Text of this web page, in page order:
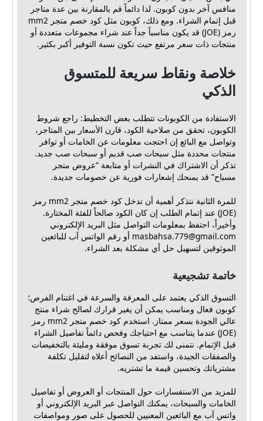
منافس آخر بدون كوبون. لذا دائماً قم بالمقارنة بين عدة متاجر
قبل إتمام الشراء. ومع ذلك، كوبون مثل كود خصم متجر mm2
رمز (JOE) قد يكون مناسباً جداً عند شراء مجموعات متعددة أو
منتجات ذات سعر مرتفع حيث تكون نسبة التوفير أكبر بكثير.
خلاصة ونقاط سريعة للمتسوق
الذكي
الاستفادة من الكوبونات تتطلب بعض التخطيط: راجع شروط
الكوبون، تحقق من صلاحية الكود، قارن الأسعار بين المتاجر،
وتواصل مع البائع إن احتجت معلومات عن الخامات أو توافر
منتجات محددة مثل سبحات صب قديم أو سبحات صب جديد.
تذكر أن الاشتراك في النشرات أو متابعة “عروض متجر
مسباح” قد يمنحك إشعارات فورية عن خصومات جديدة.
للمرة الثانية نتذكر أهمية أن تدخل كود خصم متجر mm2 رمز
(JOE) عند إتمام الطلب إن كان الكود صالحاً للفئة المختارة.
وأخيراً، احتفظ بمعلومات التواصل مثل البريد الإلكتروني
masbahsa.779@gmail.comأو رقم الواتس آب للبائعين
الموثوقين لتسهيل حل أي مشكلة بعد الشراء.
خاتمة تشجيعية
التسوق الذكي يعتمد على المعرفة والسرعة في اغتنام الفرص؛
كوبون فعال ومناسب يمكن أن يغير قرارك لصالح شراء منتج
عالي الجودة بسعر ممتاز. استخدم كود خصم متجر mm2 رمز
(JOE) عندما يتناسب مع احتياجك وفحص دائماً تفاصيل الشراء
قبل الإتمام. نتمنى لك تجربة تسوق موفقة ومليئة بالتخفيضات
والصفقات الجيدة، واستفد من النصائح أعلاه لتقليل تكلفة
مشترياتك وتحسين قيمة ما تشتريه.
للمزيد من الاستفسارات حول المنتجات أو العروض أو تفاصيل
الخامات والسبحات، يمكنك التواصل عبر البريد الإلكتروني أو
واتس آب مع البائعين المعنيين للحصول على صور ومواصفات